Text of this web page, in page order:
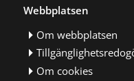
Webbplatsen
Om webbplatsen
Om cookies